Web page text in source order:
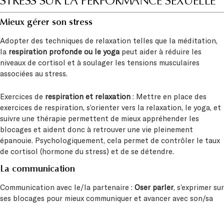
Mieux gérer son stress
Adopter des techniques de relaxation telles que la méditation,
la respiration profonde ou le yoga peut aider à réduire les
niveaux de cortisol et à soulager les tensions musculaires
associées au stress.
Exercices de respiration et relaxation : Mettre en place des
exercices de respiration, s’orienter vers la relaxation, le yoga, et
suivre une thérapie permettent de mieux appréhender les
blocages et aident donc à retrouver une vie pleinement
épanouie. Psychologiquement, cela permet de contrôler le taux
de cortisol (hormone du stress) et de se détendre.
La communication
Communication avec le/la partenaire : Oser parler, s’exprimer sur
ses blocages pour mieux communiquer et avancer avec son/sa